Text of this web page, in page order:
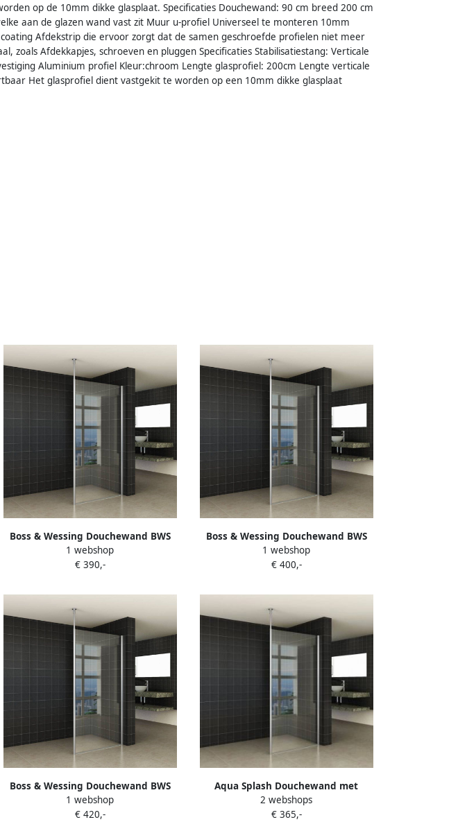
op de 10mm dikke glasplaat. Specificaties Douchewand: 90 cm breed 200 cm
aan de glazen wand vast zit Muur u-profiel Universeel te monteren 10mm
Afdekstrip die ervoor zorgt dat de samen geschroefde profielen niet meer
zoals Afdekkapjes, schroeven en pluggen Specificaties Stabilisatiestang: Verticale
Aluminium profiel Kleur:chroom Lengte glasprofiel: 200cm Lengte verticale
Het glasprofiel dient vastgekit te worden op een 10mm dikke glasplaat
Boss & Wessing Douchewand BWS
Apollo met Verticale Stabilisatiestang
100x200 cm NANO Coating
1 webshop
€ 390,-
Boss & Wessing Douchewand BWS
Apollo met Verticale Stabilisatiestang
120x200 cm NANO Coating
1 webshop
€ 400,-
Boss & Wessing Douchewand BWS
Apollo met Verticale Stabilisatiestang
130x200 cm NANO Coating
1 webshop
€ 420,-
Aqua Splash Douchewand met
Verticale Stabilisatiestang 10 mm
NANO Coating Douchewand Met
2 webshops
€ 365,-